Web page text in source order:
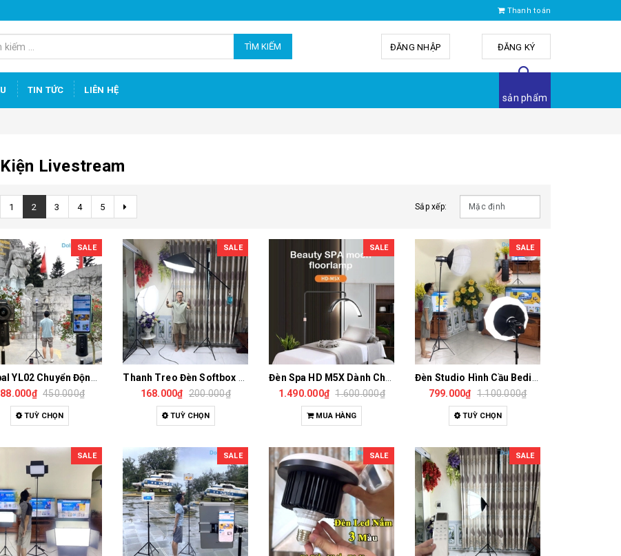
Thanh toán
TÌM KIẾM ĐĂNG NHẬP ĐĂNG KÝ
TIN TỨC LIÊN HỆ
sản phẩm
Livestream
1 2 3 4 5 Sắp xếp:
SALE
450.000₫
TUỲ CHỌN
SALE
168.000₫ 200.000₫
TUỲ CHỌN
SALE
1.490.000₫ 1.600.000₫
MUA HÀNG
SALE
799.000₫ 1.100.000₫
TUỲ CHỌN
SALE SALE SALE SALE